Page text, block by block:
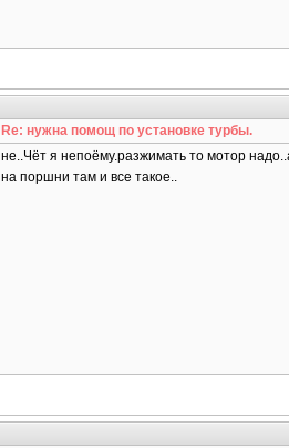
Re: нужна помощ по установке турбы.
не..Чёт я непоёму.разжимать то мотор
на поршни там и все такое..